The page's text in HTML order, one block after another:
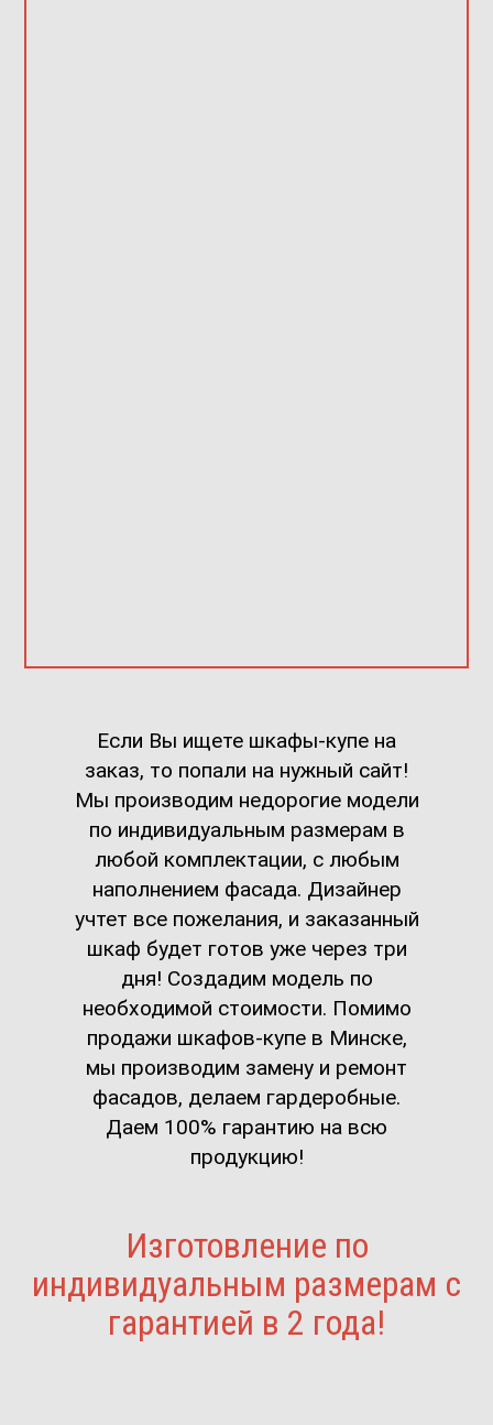
Если Вы ищете шкафы-купе на
заказ, то попали на нужный сайт!
Мы производим недорогие модели
по индивидуальным размерам в
любой комплектации, с любым
наполнением фасада. Дизайнер
учтет все пожелания, и заказанный
шкаф будет готов уже через три
дня! Создадим модель по
необходимой стоимости. Помимо
продажи шкафов-купе в Минске,
мы производим замену и ремонт
фасадов, делаем гардеробные.
Даем 100% гарантию на всю
продукцию!
Изготовление по
индивидуальным размерам с
гарантией в 2 года!